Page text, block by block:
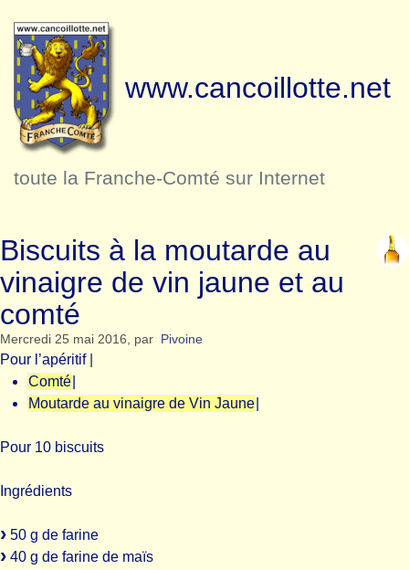
www.cancoillotte.net
toute la Franche-Comté sur Internet
Biscuits à la moutarde au
vinaigre de vin jaune et au
comté
Mercredi 25 mai 2016, par Pivoine
Pour l’apéritif|
Comté
Moutarde au vinaigre de Vin Jaune
Pour 10 biscuits
Ingrédients
50 g de farine
40 g de farine de maïs